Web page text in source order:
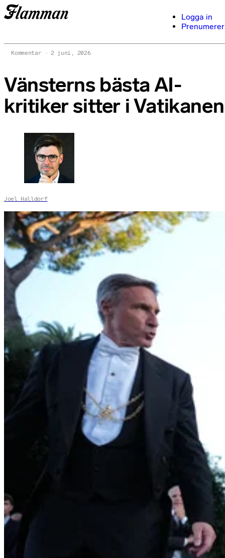
Logga in
Kommentar 2 juni, 2026
Vänsterns bästa AI-
kritiker sitter i Vatikanen
Joel Halldorf